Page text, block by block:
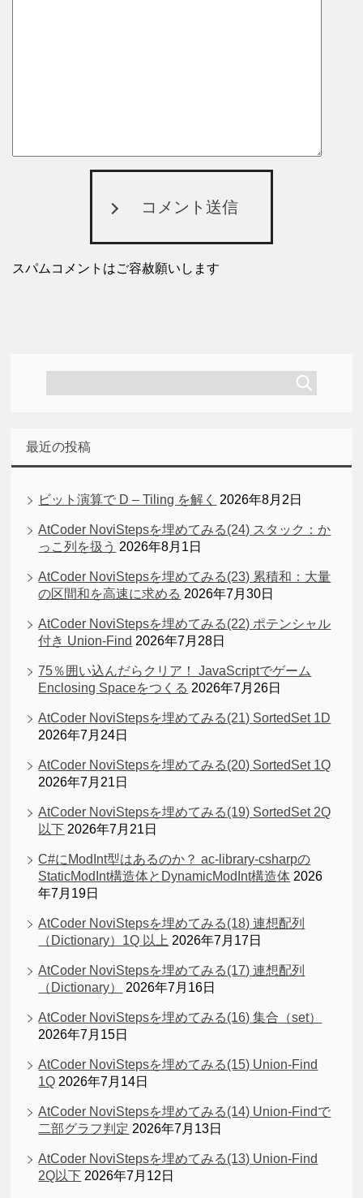
コメント送信
スパムコメントはご容赦願いします
最近の投稿
ビット演算で D – Tiling を解く 2026年8月2日
AtCoder NoviStepsを埋めてみる(24) スタック：か
っこ列を扱う 2026年8月1日
AtCoder NoviStepsを埋めてみる(23) 累積和：大量
の区間和を高速に求める 2026年7月30日
AtCoder NoviStepsを埋めてみる(22) ポテンシャル
付き Union-Find 2026年7月28日
75％囲い込んだらクリア！ JavaScriptでゲーム
Enclosing Spaceをつくる 2026年7月26日
AtCoder NoviStepsを埋めてみる(21) SortedSet 1D
2026年7月24日
AtCoder NoviStepsを埋めてみる(20) SortedSet 1Q
2026年7月21日
AtCoder NoviStepsを埋めてみる(19) SortedSet 2Q
以下 2026年7月21日
C#にModInt型はあるのか？ ac-library-csharpの
StaticModInt構造体とDynamicModInt構造体 2026
年7月19日
AtCoder NoviStepsを埋めてみる(18) 連想配列
（Dictionary）1Q 以上 2026年7月17日
AtCoder NoviStepsを埋めてみる(17) 連想配列
（Dictionary）
2026年7月16日
AtCoder NoviStepsを埋めてみる(16) 集合（set）
2026年7月15日
AtCoder NoviStepsを埋めてみる(15) Union-Find
1Q 2026年7月14日
AtCoder NoviStepsを埋めてみる(14) Union-Findで
二部グラフ判定 2026年7月13日
AtCoder NoviStepsを埋めてみる(13) Union-Find
2Q以下 2026年7月12日